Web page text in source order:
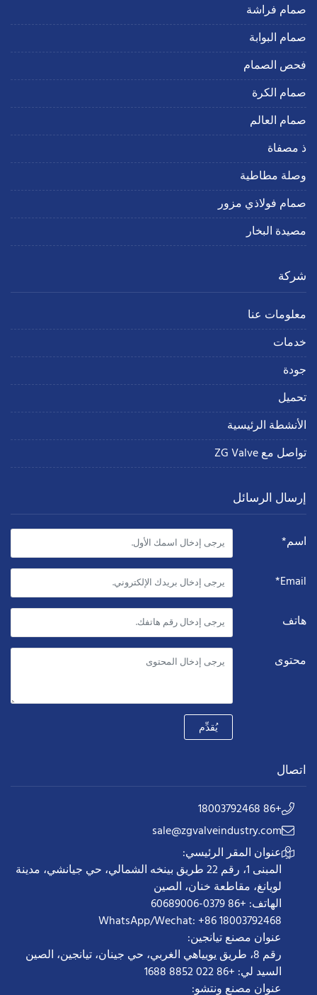
صمام فراشة
صمام البوابة
فحص الصمام
صمام الكرة
صمام العالم
ذ مصفاة
وصلة مطاطية
صمام فولاذي مزور
مصيدة البخار
شركة
معلومات عنا
خدمات
جودة
تحميل
الأنشطة الرئيسية
تواصل مع ZG Valve
إرسال الرسائل
اسم*
Email*
هاتف
محتوى
يُقدِّم
اتصال
+86 18003792468
sale@zgvalveindustry.com
عنوان المقر الرئيسي:
المبنى 1، رقم 22 طريق بينخه الشمالي، حي جيانشي، مدينة
لويانغ، مقاطعة خنان، الصين
الهاتف: +86 0379-60689006
WhatsApp/Wechat: +86 18003792468
عنوان مصنع تيانجين:
رقم 8، طريق يويياهي الغربي، حي جينان، تيانجين، الصين
السيد لي: +86 022 8852 1688
عنوان مصنع ونتشو: